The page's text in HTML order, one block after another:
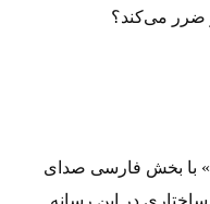
ضرر می‌کند؟
با بخش فارسی صدای
ساختاری در این رسانه